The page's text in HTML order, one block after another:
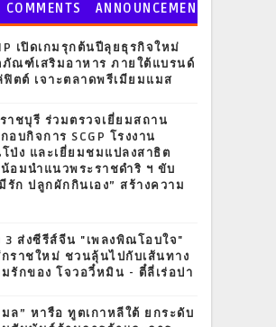
COMMENTS
ANNOUNCEMEN
T
เปิดเกมรุกต้นปีลุยธุรกิจใหม่
ณฑ์เสริมอาหาร ภายใต้แบรนด์
ฟิตต์ เจาะตลาดพรีเมียมแมส
าชบุรี ร่วมตรวจเยี่ยมสถาน
อบกิจการ SCGP โรงงาน
ป่ง และเยี่ยมชมแปลงสาธิต
อมนำแนวพระราชดำริ ฯ ขับ
รัก ปลูกผักกินเอง” สร้างความ
3 ส่งซีรีส์จีน "เพลงพิณโอบใจ"
ราชใหม่ ชวนลุ้นไปกับเส้นทาง
รักของ โจวอวี๋หมิน - ตี๋ลี่เร่อปา
ล” หารือ ทูตเกาหลีใต้ ยกระดับ